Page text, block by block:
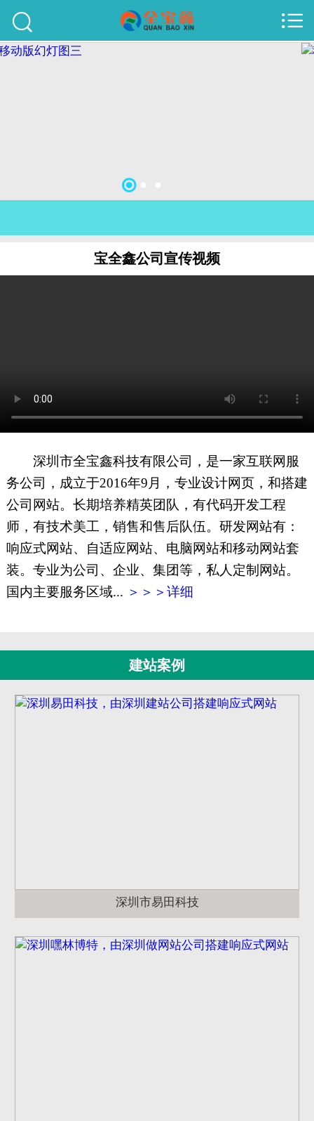
关于我们
联系我们
51La
XML地图


宝全鑫公司宣传视频
深圳市全宝鑫科技有限公司，是一家互联网服
务公司，成立于2016年9月，专业设计网页，和搭建
公司网站。长期培养精英团队，有代码开发工程
师，有技术美工，销售和售后队伍。研发网站有：
响应式网站、自适应网站、电脑网站和移动网站套
装。专业为公司、企业、集团等，私人定制网站。
国内主要服务区域... ＞＞＞详细
建站案例
深圳市易田科技